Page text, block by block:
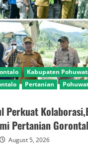
Kabupaten
Pertanian
Perkuat
Pertanian
August 5, 2026